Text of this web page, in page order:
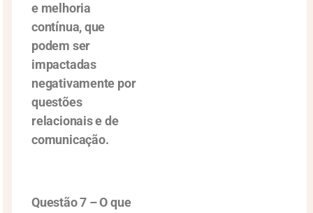
e melhoria
contínua, que
podem ser
impactadas
negativamente por
questões
relacionais e de
comunicação.
Questão 7 – O que